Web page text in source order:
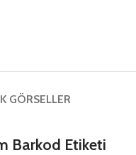
GÖRSELLER
Barkod Etiketi